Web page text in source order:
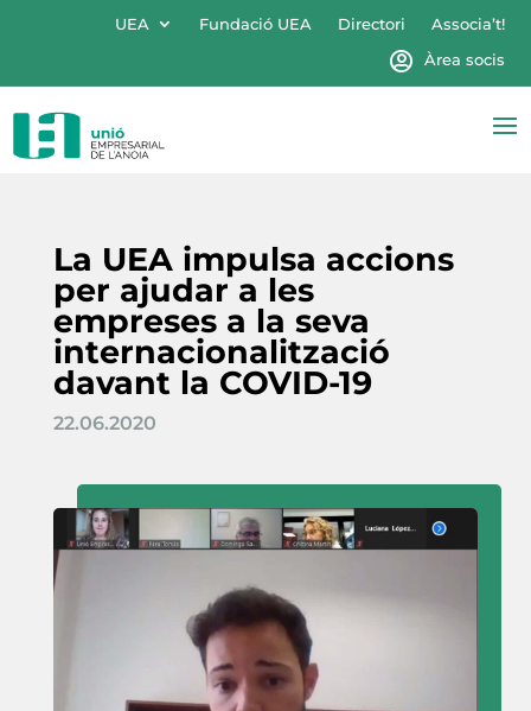
UEA Fundació UEA Directori
Associa’t!
Àrea socis
La UEA impulsa accions
per ajudar a les
empreses a la seva
internacionalització
davant la COVID-19
22.06.2020